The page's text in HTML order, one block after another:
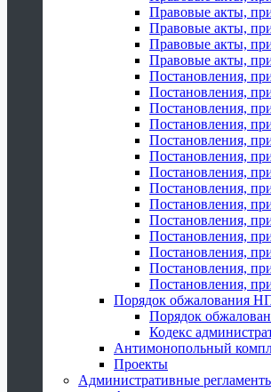
Правовые акты,
Правовые акты,
Правовые акты,
Правовые акты,
Постановления,
Постановления,
Постановления,
Постановления,
Постановления,
Постановления,
Постановления,
Постановления,
Постановления,
Постановления,
Постановления,
Постановления,
Постановления,
Постановления,
Порядок обжалования
Порядок
Кодекс
Антимонопольный
Проекты
Административные